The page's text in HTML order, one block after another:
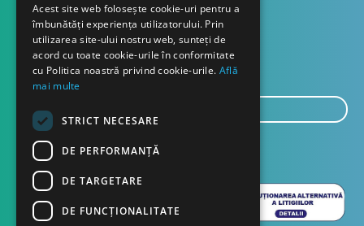
Despre noi
Blog
mail...
TRIMITE
Acest site web folosește cookie-uri pentru a
îmbunătăți experiența utilizatorului. Prin
utilizarea site-ului nostru web, sunteți de
acord cu toate cookie-urile în conformitate
cu Politica noastră privind cookie-urile. Află
mai multe
STRICT NECESARE
DE PERFORMANȚĂ
DE TARGETARE
DE FUNCŢIONALITATE